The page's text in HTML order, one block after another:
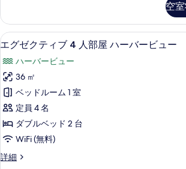
写
真
表
示
す
る
ル
ー
ム
ハ
ー
バ
ー
ビ
ュ
ー
テ
ィ
ブ
ブ
ル
ル
ー
ム
ハ
ー
バ
ー
ビ
空
エ
ゼ
ク
テ
ィ
ブ
人
エグゼクテ
6
エグゼクティブ 4 人部屋 ハーバービュー
ハーバービュー
36 ㎡
ベッドルーム 1 室
定員 4 名
ダブルベッド 2 台
WiFi (無料)
詳細
エ